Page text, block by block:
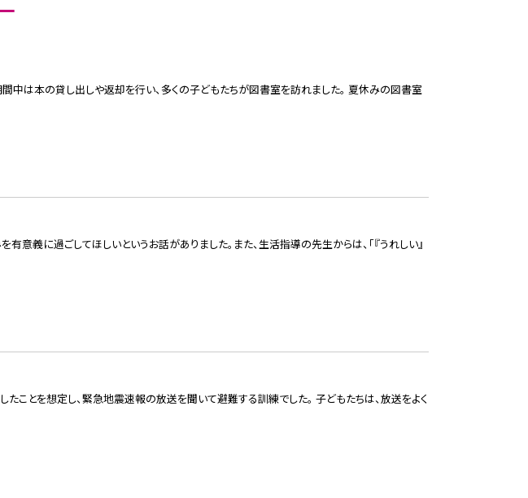
中は本の貸し出しや返却を行い、多くの子どもたちが図書室を訪れました。 夏休みの図書室
意義に過ごしてほしいというお話がありました。また、生活指導の先生からは、「『うれしい』
ことを想定し、緊急地震速報の放送を聞いて避難する訓練でした。 子どもたちは、放送をよく